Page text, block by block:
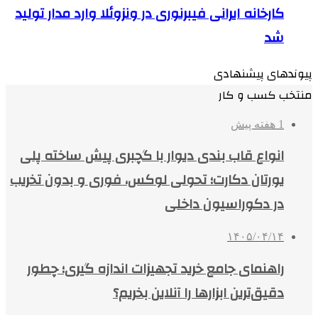
کارخانه ایرانی فیبرنوری در ونزوئلا وارد مدار تولید
شد
پیوندهای پیشنهادی
منتخب کسب و کار
1 هفته پیش
انواع قاب بندی دیوار با گچبری پیش ساخته پلی
یورتان دکارت؛ تحولی لوکس، فوری و بدون تخریب
در دکوراسیون داخلی
۱۴۰۵/۰۴/۱۴
راهنمای جامع خرید تجهیزات اندازه گیری؛ چطور
دقیق‌ترین ابزارها را آنلاین بخریم؟